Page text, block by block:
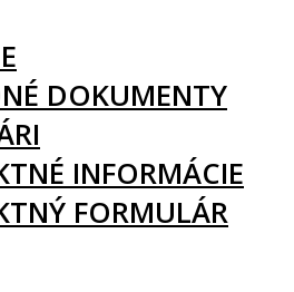
DOKUMENTY
INFORMÁCIE
FORMULÁR